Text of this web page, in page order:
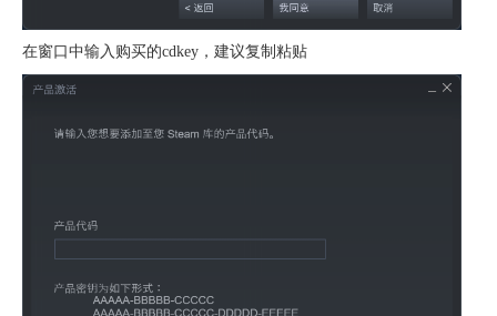
在窗口中输入购买的cdkey，建议复制粘贴